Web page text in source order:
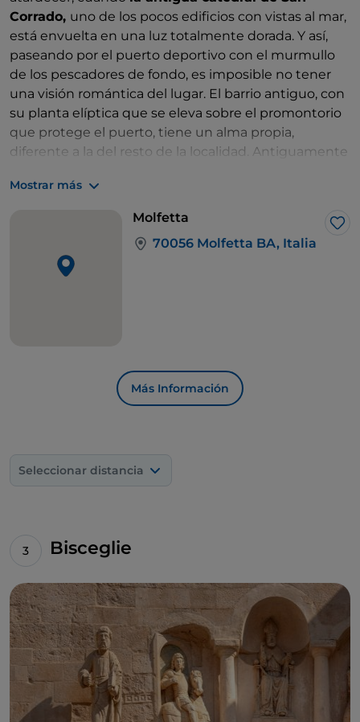
Corrado, uno de los pocos edificios con vistas al mar,
está envuelta en una luz totalmente dorada. Y así,
paseando por el puerto deportivo con el murmullo
de los pescadores de fondo, es imposible no tener
una visión romántica del lugar. El barrio antiguo, con
su planta elíptica que se eleva sobre el promontorio
que protege el puerto, tiene un alma propia,
diferente a la del resto de la localidad. Antiguamente
por un canal que posteriormente quedó enterrado:
por eso también se conoce como isla de
pasear a pie y descubrir miradores, balcones con
rejas labradas, hornacinas, bajorrelieves, logias y
Mostrar más
Molfetta
Me
70056 Molfetta BA, Italia
Más Información
Seleccionar distancia
Bisceglie